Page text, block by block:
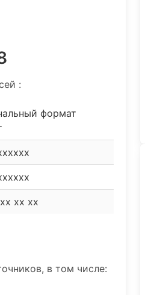
:
формат
xx xx
в том числе: